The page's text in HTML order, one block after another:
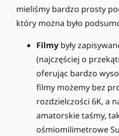
mieliśmy bardzo prosty
który można było
Filmy były
(najczęściej o
oferując bardzo
filmy możemy bez
rozdzielczości 6K, a
amatorskie taśmy,
ośmiomilimetrowe